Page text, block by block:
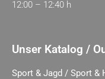
12:00 – 12:40 h
Unser Katalog /
Sport & Jagd / Sport &